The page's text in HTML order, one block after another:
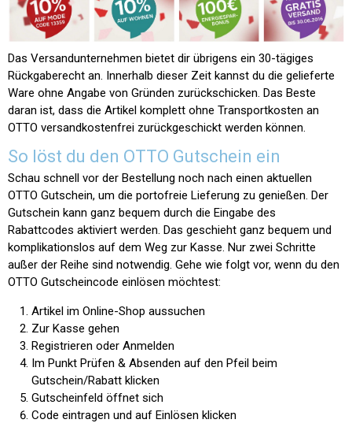
Das Versandunternehmen bietet dir übrigens ein 30-tägiges
Rückgaberecht an. Innerhalb dieser Zeit kannst du die gelieferte
Ware ohne Angabe von Gründen zurückschicken. Das Beste
daran ist, dass die Artikel komplett ohne Transportkosten an
OTTO versandkostenfrei zurückgeschickt werden können.
So löst du den OTTO Gutschein ein
Schau schnell vor der Bestellung noch nach einen aktuellen
OTTO Gutschein, um die portofreie Lieferung zu genießen. Der
Gutschein kann ganz bequem durch die Eingabe des
Rabattcodes aktiviert werden. Das geschieht ganz bequem und
komplikationslos auf dem Weg zur Kasse. Nur zwei Schritte
außer der Reihe sind notwendig. Gehe wie folgt vor, wenn du den
OTTO Gutscheincode einlösen möchtest:
Artikel im Online-Shop aussuchen
Zur Kasse gehen
Registrieren oder Anmelden
Im Punkt Prüfen & Absenden auf den Pfeil beim
Gutschein/Rabatt klicken
Gutscheinfeld öffnet sich
Code eintragen und auf Einlösen klicken